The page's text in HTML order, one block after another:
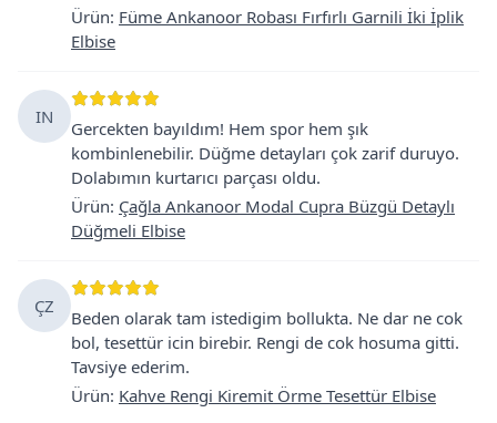
Ürün: Füme Ankanoor Robası Fırfırlı Garnili İki İplik
Elbise
IN
Gercekten bayıldım! Hem spor hem şık
kombinlenebilir. Düğme detayları çok zarif duruyo.
Dolabımın kurtarıcı parçası oldu.
Ürün: Çağla Ankanoor Modal Cupra Büzgü Detaylı
Düğmeli Elbise
ÇZ
Beden olarak tam istedigim bollukta. Ne dar ne cok
bol, tesettür icin birebir. Rengi de cok hosuma gitti.
Tavsiye ederim.
Ürün: Kahve Rengi Kiremit Örme Tesettür Elbise